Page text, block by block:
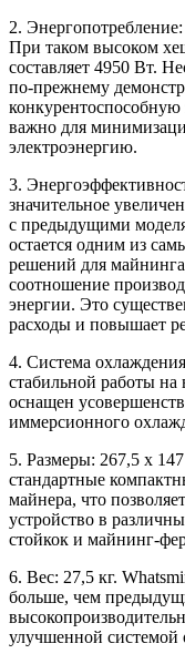
2.
При таком высоком
составляет 4950 Вт.
по-прежнему
конкурентоспособную
важно для
электроэнергию.
3.
значительное
с предыдущими
остается одним из
решений для
соотношение
энергии. Это
расходы и повышает
4. Система
стабильной работы
оснащен
иммерсионного
5. Размеры: 267,5 х
стандартные
майнера, что
устройство в
стойкок и майнинг-
6. Вес: 27,5 кг.
больше, чем
улучшенной системой